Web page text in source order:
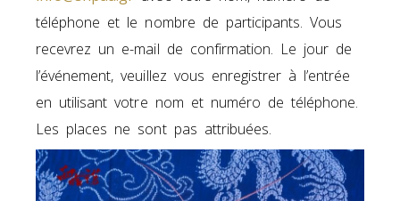
téléphone et le nombre de participants. Vous
recevrez un e-mail de confirmation. Le jour de
l’événement, veuillez vous enregistrer à l’entrée
en utilisant votre nom et numéro de téléphone.
Les places ne sont pas attribuées.